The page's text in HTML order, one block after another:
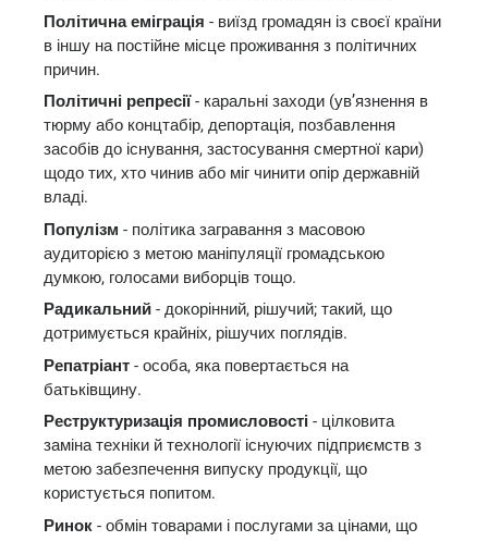
Політична еміграція - виїзд громадян із своєї країни
в іншу на постійне місце проживання з політичних
причин.
Політичні репресії- каральні заходи (ув’язнення в
тюрму або концтабір, депортація, позбавлення
засобів до існування, застосування смертної кари)
щодо тих, хто чинив або міг чинити опір державній
владі.
Популізм - політика загравання з масовою
аудиторією з метою маніпуляції громадською
думкою, голосами виборців тощо.
Радикальний - докорінний, рішучий; такий, що
дотримується крайніх, рішучих поглядів.
Репатріант - особа, яка повертається на
батьківщину.
Реструктуризація промисловості - цілковита
заміна техніки й технології існуючих підприємств з
метою забезпечення випуску продукції, що
користується попитом.
Ринок - обмін товарами і послугами за цінами, що